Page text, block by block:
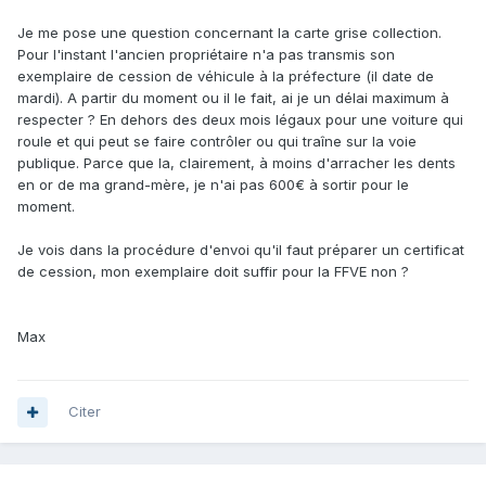
Je me pose une question concernant la carte grise collection.
Pour l'instant l'ancien propriétaire n'a pas transmis son
exemplaire de cession de véhicule à la préfecture (il date de
mardi). A partir du moment ou il le fait, ai je un délai maximum à
respecter ? En dehors des deux mois légaux pour une voiture qui
roule et qui peut se faire contrôler ou qui traîne sur la voie
publique. Parce que la, clairement, à moins d'arracher les dents
en or de ma grand-mère, je n'ai pas 600€ à sortir pour le
moment.
Je vois dans la procédure d'envoi qu'il faut préparer un certificat
de cession, mon exemplaire doit suffir pour la FFVE non ?
Max
Citer